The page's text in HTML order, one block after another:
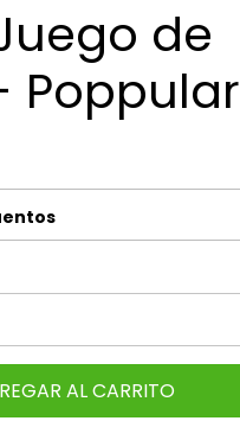
de
Poppular
AL CARRITO